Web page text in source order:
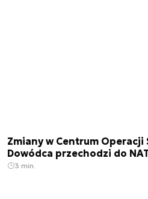
Zmiany w Centrum
Dowódca przechodzi do
3 min.